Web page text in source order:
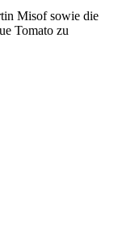
Misof sowie die
Tomato zu